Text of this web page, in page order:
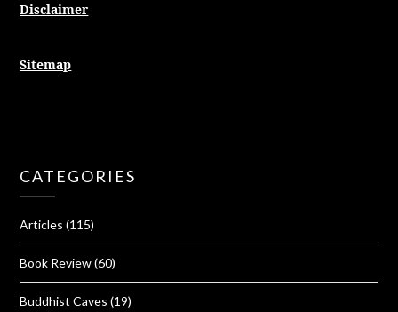
Disclaimer
Sitemap
CATEGORIES
Articles (115)
Book Review(60)
Buddhist Caves (19)